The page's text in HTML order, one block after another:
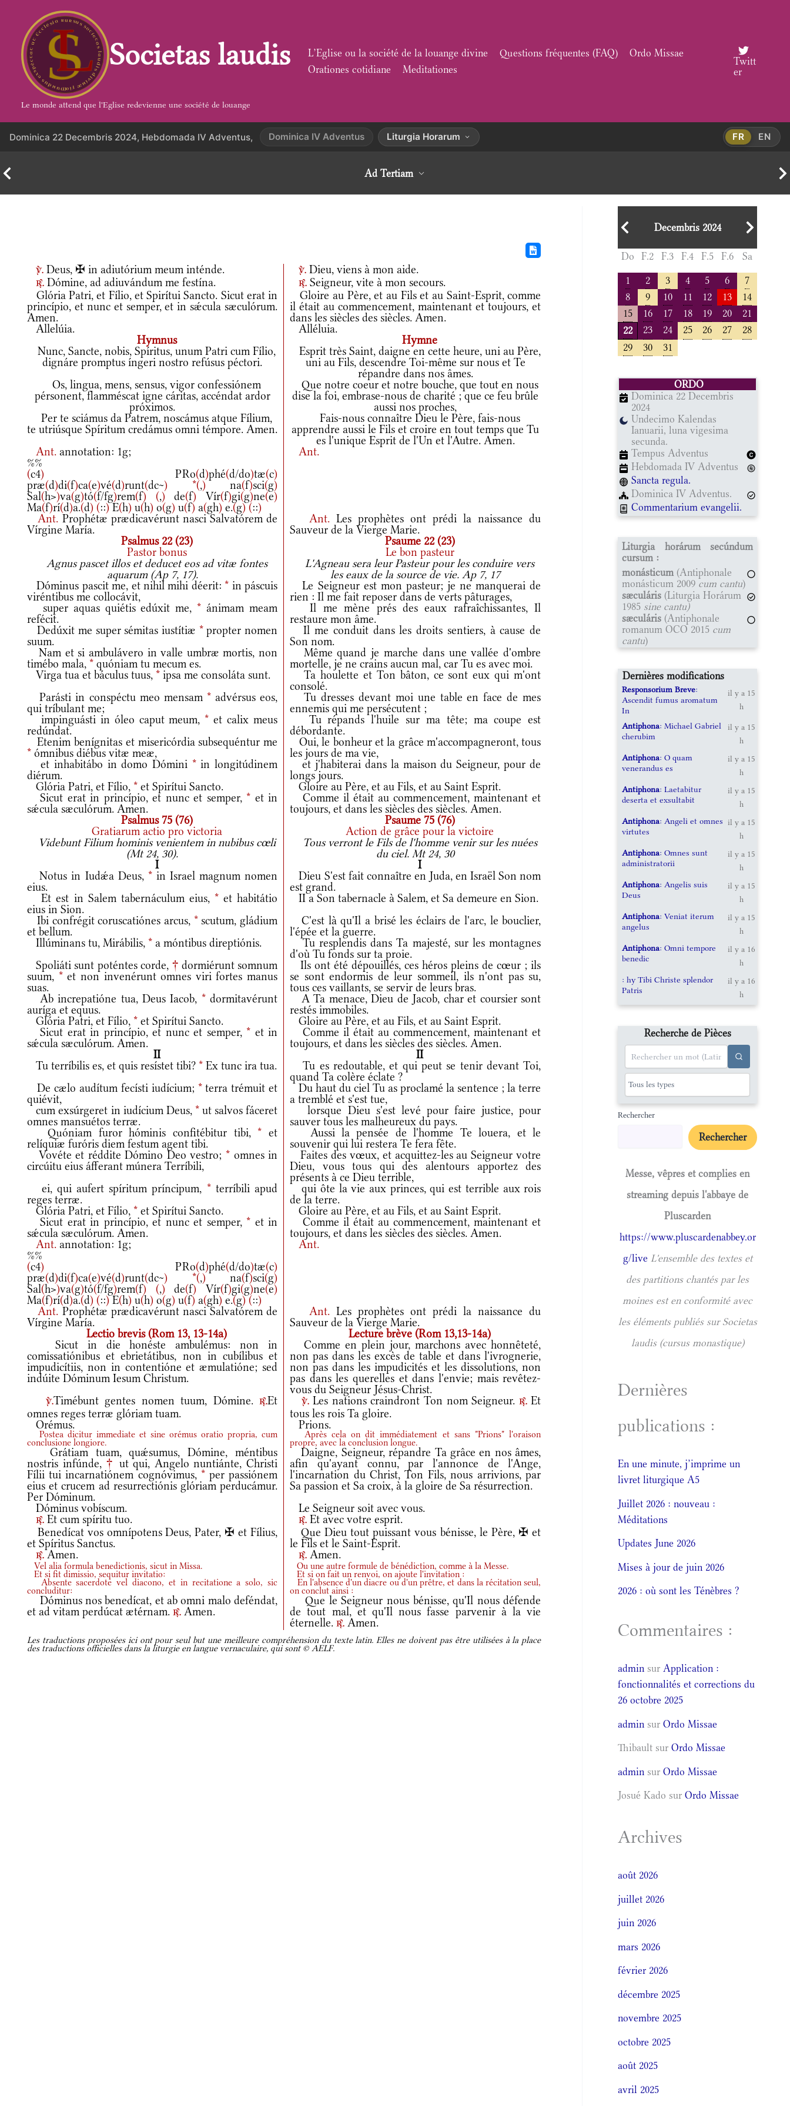
contenu
Societas laudis
Le monde attend que l'Eglise redevienne une société de louange
L’Eglise ou la société de la louange divine Questions fréquentes (FAQ)
Ordo Missae
Orationes cotidiane
Meditationes
Twitt
er
Dominica 22 Decembris 2024, Hebdomada IV Adventus, Dominica IV Adventus Liturgia Horarum FR EN
Ad Tertiam
v. Deus, ✠ in adiutórium meum inténde. v. Dieu, viens à mon aide.
r. Dómine, ad adiuvándum me festína. r. Seigneur, vite à mon secours.
Glória Patri, et Fílio, et Spirítui Sancto. Sicut erat in
princípio, et nunc et semper, et in sǽcula sæculórum.
Amen.
Gloire au Père, et au Fils et au Saint-Esprit, comme
il était au commencement, maintenant et toujours, et
dans les siècles des siècles. Amen.
Allelúia.
Alléluia.
Hymnus
Hymne
Nunc, Sancte, nobis, Spíritus, unum Patri cum Fílio,
dignáre promptus íngeri nostro refúsus péctori.
Esprit très Saint, daigne en cette heure, uni au Père,
uni au Fils, descendre Toi-même sur nous et Te
répandre dans nos âmes.
Os, lingua, mens, sensus, vigor confessiónem
pérsonent, flamméscat igne cáritas, accéndat ardor
próximos.
Que notre coeur et notre bouche, que tout en nous
dise la foi, embrase-nous de charité ; que ce feu brûle
aussi nos proches,
Per te sciámus da Patrem, noscámus atque Fílium,
te utriúsque Spíritum credámus omni témpore. Amen.
Fais-nous connaître Dieu le Père, fais-nous
apprendre aussi le Fils et croire en tout temps que Tu
es l'unique Esprit de l'Un et l'Autre. Amen.
Ant. annotation: 1g;
%%
(c4) PRo(d)phé(d/do)tæ(c)
præ(d)di(f)ca(e)vé(d)runt(dc~) *(,) na(f)sci(g)
Sal(h>)va(g)tó(f/fg)rem(f) (,) de(f) Vír(f)gi(g)ne(e)
Ma(f)rí(d)a.(d) (::)E(h) u(h) o(g) u(f) a(gh) e.(g) (::)
Ant.
Ant. Prophétæ prædicavérunt nasci Salvatórem de
Vírgine María.
Ant.Les prophètes ont prédi la naissance du
Sauveur de la Vierge Marie.
Psalmus 22 (23)
Psaume 22 (23)
Pastor bonus
Le bon pasteur
Agnus pascet illos et deducet eos ad vitæ fontes
aquarum (Ap 7, 17).
L'Agneau sera leur Pasteur pour les conduire vers
les eaux de la source de vie. Ap 7, 17
Dóminus pascit me, et nihil mihi déerit: * in páscuis
viréntibus me collocávit,
Le Seigneur est mon pasteur; je ne manquerai de
rien : Il me fait reposer dans de verts pâturages,
super aquas quiétis edúxit me, * ánimam meam
refécit.
Il me mène prés des eaux rafraîchissantes, Il
restaure mon âme.
Dedúxit me super sémitas iustítiæ *propter nomen
suum.
Il me conduit dans les droits sentiers, à cause de
Son nom.
Nam et si ambulávero in valle umbræ mortis, non
timébo mala, * quóniam tu mecum es.
Même quand je marche dans une vallée d'ombre
mortelle, je ne crains aucun mal, car Tu es avec moi.
Virga tua et báculus tuus, * ipsa me consoláta sunt.
Ta houlette et Ton bâton, ce sont eux qui m'ont
consolé.
Parásti in conspéctu meo mensam *advérsus eos,
qui tríbulant me;
Tu dresses devant moi une table en face de mes
ennemis qui me persécutent ;
impinguásti in óleo caput meum, * et calix meus
redúndat.
Tu répands l'huile sur ma tête; ma coupe est
débordante.
Etenim benígnitas et misericórdia subsequéntur me
* ómnibus diébus vitæ meæ,
Oui, le bonheur et la grâce m'accompagneront, tous
les jours de ma vie,
et inhabitábo in domo Dómini *in longitúdinem
diérum.
et j'habiterai dans la maison du Seigneur, pour de
longs jours.
Glória Patri, et Fílio, * et Spirítui Sancto.
Gloire au Père, et au Fils, et au Saint Esprit.
Sicut erat in princípio, et nunc et semper, * et in
sǽcula sæculórum. Amen.
Comme il était au commencement, maintenant et
toujours, et dans les siècles des siècles. Amen.
Psalmus 75 (76)
Psaume 75 (76)
Gratiarum actio pro victoria
Action de grâce pour la victoire
Videbunt Filium hominis venientem in nubibus cœli
(Mt 24, 30).
Tous verront le Fils de l'homme venir sur les nuées
du ciel. Mt 24, 30
I
I
Notus in Iudǽa Deus, *in Israel magnum nomen
eius.
Dieu S'est fait connaître en Juda, en Israël Son nom
est grand.
Et est in Salem tabernáculum eius, *et habitátio
eius in Sion.
II a Son tabernacle à Salem, et Sa demeure en Sion.
Ibi confrégit coruscatiónes arcus, *scutum, gládium
et bellum.
C'est là qu'Il a brisé les éclairs de l'arc, le bouclier,
l'épée et la guerre.
Illúminans tu, Mirábilis, * a móntibus direptiónis.
Tu resplendis dans Ta majesté, sur les montagnes
d'où Tu fonds sur ta proie.
Spoliáti sunt poténtes corde, † dormiérunt somnum
suum, *et non invenérunt omnes viri fortes manus
suas.
Ils ont été dépouillés, ces héros pleins de cœur ; ils
se sont endormis de leur sommeil, ils n'ont pas su,
tous ces vaillants, se servir de leurs bras.
Ab increpatióne tua, Deus Iacob, *dormitavérunt
auríga et equus.
A Ta menace, Dieu de Jacob, char et coursier sont
restés immobiles.
Glória Patri, et Fílio, * et Spirítui Sancto.
Gloire au Père, et au Fils, et au Saint Esprit.
Sicut erat in princípio, et nunc et semper, * et in
sǽcula sæculórum. Amen.
Comme il était au commencement, maintenant et
toujours, et dans les siècles des siècles. Amen.
II
II
Tu terríbilis es, et quis resístet tibi? * Ex tunc ira tua.
Tu es redoutable, et qui peut se tenir devant Toi,
quand Ta colère éclate ?
De cælo audítum fecísti iudícium; *terra trémuit et
quiévit,
Du haut du ciel Tu as proclamé la sentence ; la terre
a tremblé et s'est tue,
cum exsúrgeret in iudícium Deus, *ut salvos fáceret
omnes mansuétos terræ.
lorsque Dieu s'est levé pour faire justice, pour
sauver tous les malheureux du pays.
Quóniam furor hóminis confitébitur tibi, * et
relíquiæ furóris diem festum agent tibi.
Aussi la pensée de l'homme Te louera, et le
souvenir qui lui restera Te fera fête.
Vovéte et réddite Dómino Deo vestro; * omnes in
circúitu eius áfferant múnera Terríbili,
Faites des vœux, et acquittez-les au Seigneur votre
Dieu, vous tous qui des alentours apportez des
présents à ce Dieu terrible,
ei, qui aufert spíritum príncipum, *terríbili apud
reges terræ.
qui ôte la vie aux princes, qui est terrible aux rois
de la terre.
Glória Patri, et Fílio, * et Spirítui Sancto.
Gloire au Père, et au Fils, et au Saint Esprit.
Sicut erat in princípio, et nunc et semper, * et in
sǽcula sæculórum. Amen.
Comme il était au commencement, maintenant et
toujours, et dans les siècles des siècles. Amen.
Ant. annotation: 1g;
%%
(c4) PRo(d)phé(d/do)tæ(c)
præ(d)di(f)ca(e)vé(d)runt(dc~) *(,) na(f)sci(g)
Sal(h>)va(g)tó(f/fg)rem(f) (,) de(f) Vír(f)gi(g)ne(e)
Ma(f)rí(d)a.(d) (::)E(h) u(h) o(g) u(f) a(gh) e.(g) (::)
Ant.
Ant. Prophétæ prædicavérunt nasci Salvatórem de
Vírgine María.
Ant.Les prophètes ont prédi la naissance du
Sauveur de la Vierge Marie.
Lectio brevis (Rom 13, 13-14a)
Lecture brève (Rom 13,13-14a)
Sicut in die honéste ambulémus: non in
comissatiónibus et ebrietátibus, non in cubílibus et
impudicítiis, non in contentióne et æmulatióne; sed
indúite Dóminum Iesum Christum.
Comme en plein jour, marchons avec honnêteté,
non pas dans les excès de table et dans l'ivrognerie,
non pas dans les impudicités et les dissolutions, non
pas dans les querelles et dans l'envie; mais revêtez-
vous du Seigneur Jésus-Christ.
v.Timébunt gentes nomen tuum, Dómine.r.Et
omnes reges terræ glóriam tuam.
v.Les nations craindront Ton nom Seigneur. r.Et
tous les rois Ta gloire.
Orémus.
Prions.
Postea dicitur immediate et sine orémus oratio propria, cum
conclusione longiore.
Après cela on dit immédiatement et sans "Prions" l'oraison
propre, avec la conclusion longue.
Grátiam tuam, quǽsumus, Dómine, méntibus
nostris infúnde, † ut qui, Angelo nuntiánte, Christi
Fílii tui incarnatiónem cognóvimus, *per passiónem
eius et crucem ad resurrectiónis glóriam perducámur.
Per Dóminum.
Daigne, Seigneur, répandre Ta grâce en nos âmes,
afin qu'ayant connu, par l'annonce de l'Ange,
l'incarnation du Christ, Ton Fils, nous arrivions, par
Sa passion et Sa croix, à la gloire de Sa résurrection.
Dóminus vobíscum.
Le Seigneur soit avec vous.
r. Et cum spíritu tuo. r. Et avec votre esprit.
Benedícat vos omnípotens Deus, Pater, ✠ et Fílius,
et Spíritus Sanctus.
Que Dieu tout puissant vous bénisse, le Père, ✠ et
le Fils et le Saint-Esprit.
r.Amen. r. Amen.
Vel alia formula benedictionis, sicut in Missa. Ou une autre formule de bénédiction, comme à la Messe.
Et si fit dimissio, sequitur invitatio: Et si on fait un renvoi, on ajoute l'invitation :
Absente sacerdote vel diacono, et in recitatione a solo, sic
concluditur:
En l'absence d'un diacre ou d'un prêtre, et dans la récitation seul,
on conclut ainsi :
Dóminus nos benedícat, et ab omni malo deféndat,
et ad vitam perdúcat ætérnam. r. Amen.
Que le Seigneur nous bénisse, qu'Il nous défende
de tout mal, et qu'Il nous fasse parvenir à la vie
éternelle.r. Amen.
Les traductions proposées ici ont pour seul but une meilleure compréhension du texte latin. Elles ne doivent pas être utilisées à la place
des traductions officielles dans la liturgie en langue vernaculaire, qui sont © AELF.
Decembris 2024
Do F.2 F.3 F.4 F.5 F.6 Sa
1 2 3 4 5 6
7
8
9 10 11 12 13
14
15
16 17 18 19 20
21
22
23 24 25 26 27
28
29
30 31
ORDO
Dominica 22 Decembris
2024
Undecimo Kalendas
Ianuarii, luna vigesima
secunda.
Tempus Adventus
Hebdomada IV Adventus
Sancta regula.
Dominica IV Adventus.
Commentarium evangelii.
Liturgia horárum secúndum
cursum :
monásticum (Antiphonale
monásticum 2009 cum cantu)
sæculáris (Liturgia Horárum
1985 sine cantu)
sæculáris (Antiphonale
romanum OCO 2015 cum
cantu)
Dernières modifications
Responsorium Breve:
Ascendit fumus aromatum
In
il y a 15
h
Antiphona: Michael Gabriel
cherubim
il y a 15
h
Antiphona: O quam
venerandus es
il y a 15
h
Antiphona: Laetabitur
deserta et exsultabit
il y a 15
h
Antiphona: Angeli et omnes
virtutes
il y a 15
h
Antiphona: Omnes sunt
administratorii
il y a 15
h
Antiphona: Angelis suis
Deus
il y a 15
h
Antiphona: Veniat iterum
angelus
il y a 15
h
Antiphona: Omni tempore
benedic
il y a 16
h
: hy Tibi Christe splendor
Patris
il y a 16
h
Recherche de Pièces
Rechercher
Rechercher
Messe, vêpres et complies en
streaming depuis l'abbaye de
Pluscarden
https://www.pluscardenabbey.or
g/live L'ensemble des textes et
des partitions chantés par les
moines est en conformité avec
les éléments publiés sur Societas
laudis (cursus monastique)
Dernières
publications :
En une minute, j’imprime un
livret liturgique A5
Juillet 2026 : nouveau :
Méditations
Updates June 2026
Mises à jour de juin 2026
2026 : où sont les Ténèbres ?
Commentaires :
admin surApplication :
fonctionnalités et corrections du
26 octobre 2025
admin surOrdo Missae
Thibault surOrdo Missae
admin surOrdo Missae
Josué Kado surOrdo Missae
Archives
août 2026
juillet 2026
juin 2026
mars 2026
février 2026
décembre 2025
novembre 2025
octobre 2025
août 2025
avril 2025